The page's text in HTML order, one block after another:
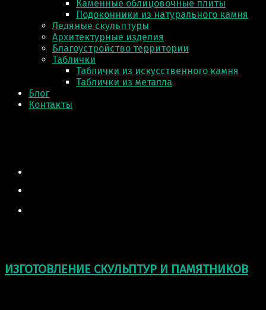
Каменные облицовочные плиты
Подоконники из натурального камня
Ледяные скульптуры
Архитектурные изделия
Благоустройство территории
Таблички
Таблички из искусственного камня
Таблички из металла
Блог
Контакты
ИЗГОТОВЛЕНИЕ СКУЛЬПТУР И ПАМЯТНИКОВ